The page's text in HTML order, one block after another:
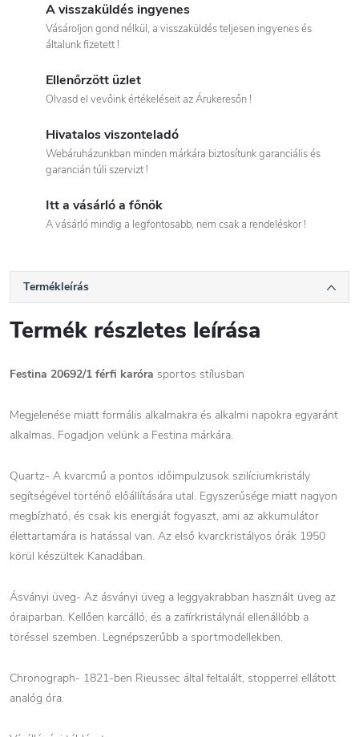
A visszaküldés ingyenes
Vásároljon gond nélkül, a visszaküldés teljesen ingyenes és
általunk fizetett !
Ellenőrzött üzlet
Olvasd el vevőink értékeléseit az Árukeresőn !
Hivatalos viszonteladó
Webáruházunkban minden márkára biztosítunk garanciális és
garancián túli szervizt !
Itt a vásárló a főnök
A vásárló mindig a legfontosabb, nem csak a rendeléskor !
Termékleírás
Termék részletes leírása
Festina 20692/1 férfi karóra sportos stílusban
Megjelenése miatt formális alkalmakra és alkalmi napokra egyaránt
alkalmas. Fogadjon velünk a Festina márkára.
Quartz- A kvarcmű a pontos időimpulzusok szilíciumkristály
segítségével történő előállítására utal. Egyszerűsége miatt nagyon
megbízható, és csak kis energiát fogyaszt, ami az akkumulátor
élettartamára is hatással van. Az első kvarckristályos órák 1950
körül készültek Kanadában.
Ásványi üveg- Az ásványi üveg a leggyakrabban használt üveg az
óraiparban. Kellően karcálló, és a zafírkristálynál ellenállóbb a
töréssel szemben. Legnépszerűbb a sportmodellekben.
Chronograph- 1821-ben Rieussec által feltalált, stopperrel ellátott
analóg óra.